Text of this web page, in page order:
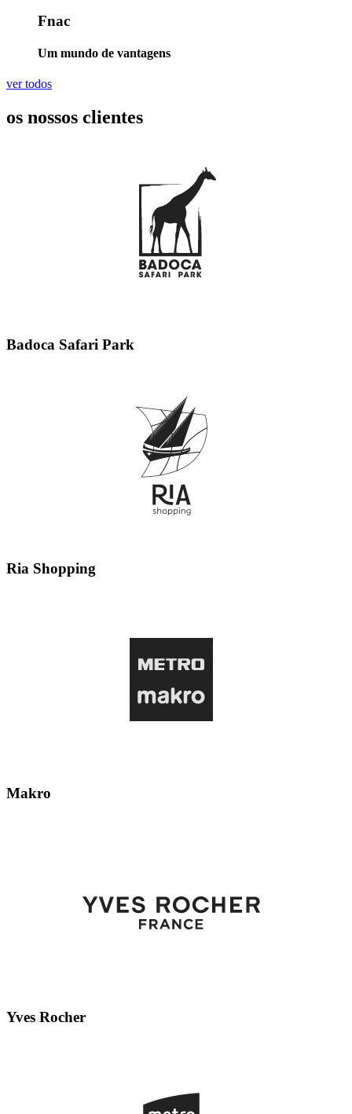
Fnac
Um mundo de vantagens
ver todos
os nossos clientes
Badoca Safari Park
Ria Shopping
Makro
Yves Rocher